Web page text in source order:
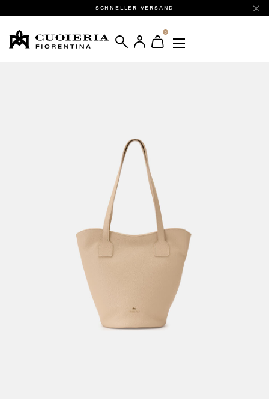
SCHNELLER VERSAND
0